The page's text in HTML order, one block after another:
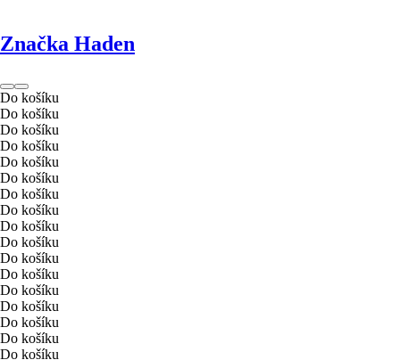
Značka Haden
Do košíku
Do košíku
Do košíku
Do košíku
Do košíku
Do košíku
Do košíku
Do košíku
Do košíku
Do košíku
Do košíku
Do košíku
Do košíku
Do košíku
Do košíku
Do košíku
Do košíku